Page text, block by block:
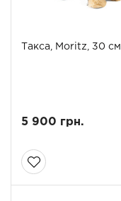
Такса, Moritz, 30 см
5 900 грн.